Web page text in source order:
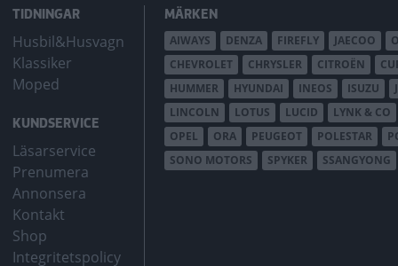
TIDNINGAR
Husbil&Husvagn
Klassiker
Moped
KUNDSERVICE
Läsarservice
Prenumera
Annonsera
Kontakt
Shop
Integritetspolicy
MÄRKEN
AIWAYS DENZA FIREFLY JAECOO
CHEVROLET
CHRYSLER CITROËN
HUMMER
HYUNDAI INEOS ISUZU
LINCOLN
LOTUS LUCID LYNK & CO
OPEL
ORA PEUGEOT POLESTAR
SONO MOTORS
SPYKER SSANGYONG